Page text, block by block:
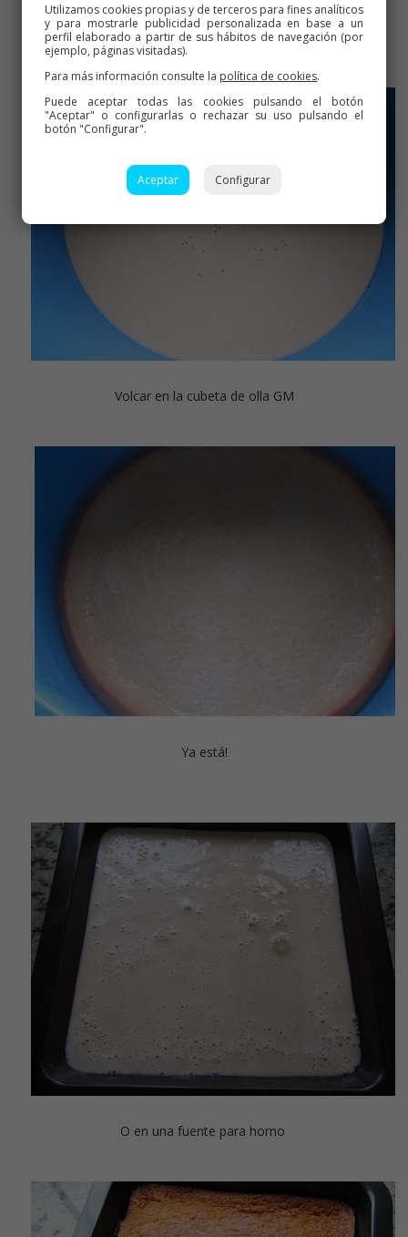
Triturar
Volcar en la cubeta de olla GM
Ya está!
O en una fuente para horno
Utilizamos cookies propias y de terceros para fines analíticos
y para mostrarle publicidad personalizada en base a un
perfil elaborado a partir de sus hábitos de navegación (por
ejemplo, páginas visitadas).
Para más información consulte la política de cookies.
Puede aceptar todas las cookies pulsando el botón
"Aceptar" o configurarlas o rechazar su uso pulsando el
botón "Configurar".
Aceptar Configurar